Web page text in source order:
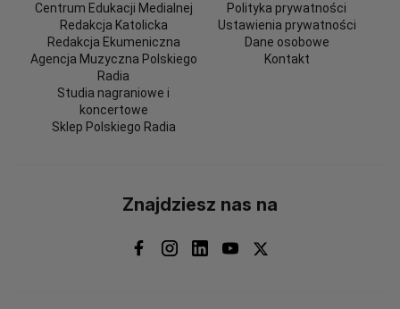
Centrum Edukacji Medialnej
Redakcja Katolicka
Redakcja Ekumeniczna
Agencja Muzyczna Polskiego
Radia
Studia nagraniowe i
koncertowe
Sklep Polskiego Radia
Polityka prywatności
Ustawienia prywatności
Dane osobowe
Kontakt
Znajdziesz nas na